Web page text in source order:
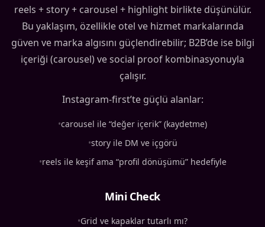
reels + story + carousel + highlight birlikte düşünülür.
Bu yaklaşım, özellikle otel ve hizmet markalarında
güven ve marka algısını güçlendirebilir; B2B’de ise bilgi
içeriği (carousel) ve social proof kombinasyonuyla
çalışır.
Instagram-first’te güçlü alanlar:
•carousel ile “değer içerik” (kaydetme)
•story ile DM ve içgörü
•reels ile keşif ama “profil dönüşümü” hedefiyle
Mini Check
•Grid ve kapaklar tutarlı mı?